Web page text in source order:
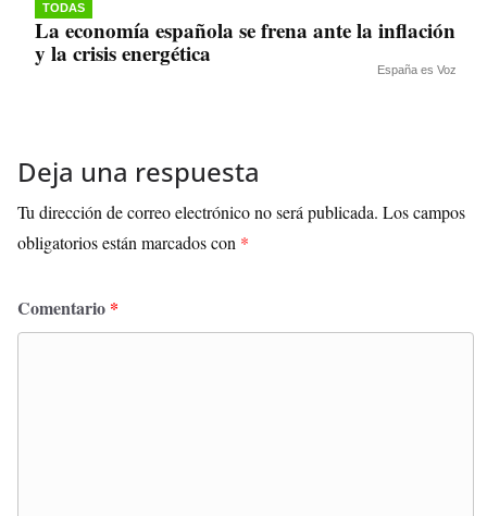
TODAS
La economía española se frena ante la inflación
y la crisis energética
España es Voz
Deja una respuesta
Tu dirección de correo electrónico no será publicada. Los campos
obligatorios están marcados con *
Comentario *